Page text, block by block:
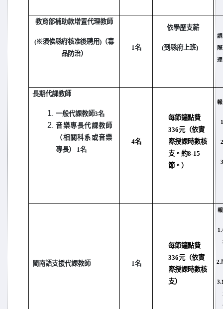
教育部補助款增置代理教師
(※須俟縣府核准後聘用)（毒
品防治）
1名
依學歷支薪
(到縣府上班)
長期代課教師
一般代課教師3名
音樂專長代課教師
（相關科系或音樂
專長） 1名
4名
每節鐘點費
336元（依實
際授課時數核
支。約8-15
節。）
閩南語支援代課教師 1名
每節鐘點費
336元（依實
際授課時數核
支）
1.
2.
3.